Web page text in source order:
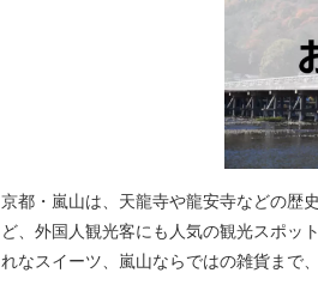
京都・嵐山は、天龍寺や龍安寺などの歴
ど、外国人観光客にも人気の観光スポッ
れなスイーツ、嵐山ならではの雑貨まで